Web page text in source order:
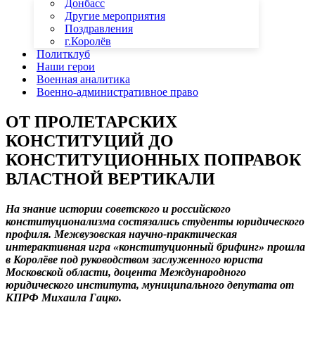
Донбасс
Другие мероприятия
Поздравления
г.Королёв
Политклуб
Наши герои
Военная аналитика
Военно-административное право
ОТ ПРОЛЕТАРСКИХ
КОНСТИТУЦИЙ ДО
КОНСТИТУЦИОННЫХ ПОПРАВОК
ВЛАСТНОЙ ВЕРТИКАЛИ
На знание истории советского и российского
конституционализма состязались студенты юридического
профиля. Межвузовская научно-практическая
интерактивная игра «конституционный брифинг» прошла
в Королёве под руководством заслуженного юриста
Московской области, доцента Международного
юридического института, муниципального депутата от
КПРФ Михаила Гацко.